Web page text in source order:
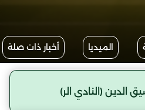
الميديا أخبار ذات صلة
(النادي الر)